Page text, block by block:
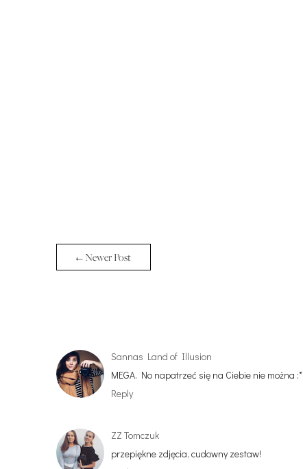
← Newer Post
Sannas Land of Illusion
MEGA. No napatrzeć się na Ciebie nie można :*
Reply
ZZ Tomczuk
przepiękne zdjęcia, cudowny zestaw!